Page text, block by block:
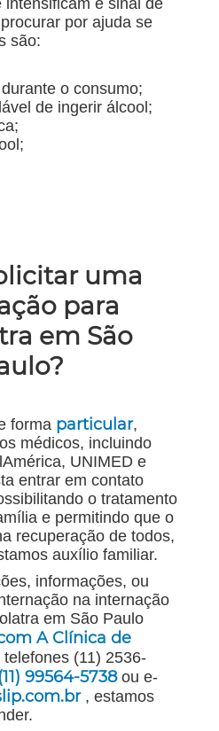
por ajuda se
são:
o consumo;
de ingerir álcool;
uma
para
em São
forma particular,
médicos, incluindo
UNIMED e
entrar em contato
o tratamento
e permitindo que o
recuperação de todos,
auxílio familiar.
informações, ou
na internação
em São Paulo
A Clínica de
telefones (11) 2536-
99564-5738ou e-
, estamos